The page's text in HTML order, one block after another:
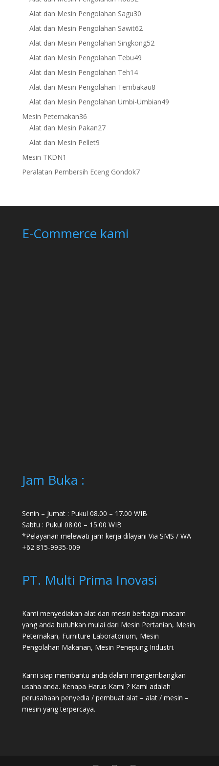
products
Alat dan Mesin Pengolahan Sagu3030
products
Alat dan Mesin Pengolahan Sawit6262
products
Alat dan Mesin Pengolahan Singkong5252
Alat dan Mesin Pengolahan Tebu4949
Alat dan Mesin Pengolahan Teh1414
products
Alat dan Mesin Pengolahan Tembakau88
products
Alat dan Mesin Pengolahan Umbi-Umbian4949
Mesin Peternakan3636
products
Alat dan Mesin Pakan2727
Alat dan Mesin Pellet99
Mesin TKDN1
product
Peralatan Pembersih Eceng Gondok77
E-Commerce kami
Jam Buka :
Senin – Jumat : Pukul 08.00 – 17.00 WIB
Sabtu : Pukul 08.00 – 15.00 WIB
*Pelayanan melewati jam kerja dilayani Via SMS / WA
+62 815-9935-009
PT. Multi Prima Inovasi
Kami menyediakan alat dan mesin berbagai macam
yang anda butuhkan mulai dari Mesin Pertanian, Mesin
Peternakan, Furniture Laboratorium, Mesin
Pengolahan Makanan, Mesin Penepung Industri.
Kami siap membantu anda dalam mengembangkan
usaha anda. Kenapa Harus Kami ? Kami adalah
perusahaan penyedia / pembuat alat – alat / mesin –
mesin yang terpercaya.